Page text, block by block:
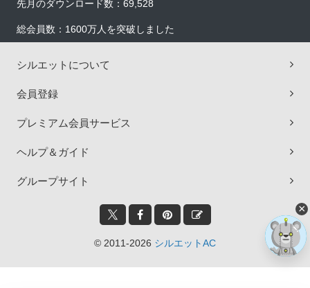
先月のダウンロード数：69,528
総会員数：1600万人を突破しました
シルエットについて
会員登録
プレミアム会員サービス
ヘルプ＆ガイド
グループサイト
© 2011-2026 シルエットAC
×